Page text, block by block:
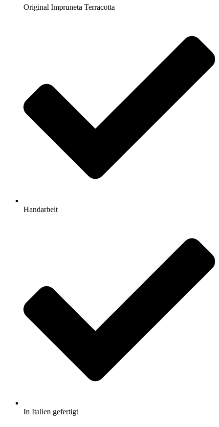
Original Impruneta Terracotta
Handarbeit
In Italien gefertigt